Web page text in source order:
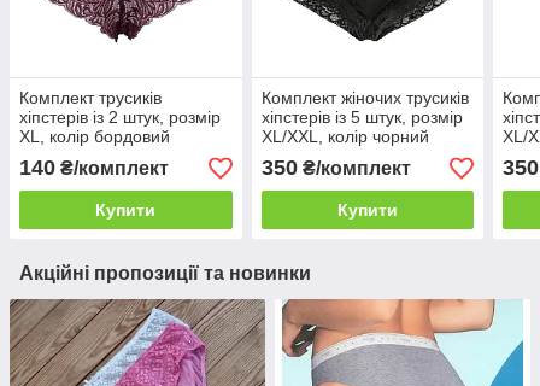
Комплект трусиків
хіпстерів із 2 штук, розмір
XL, колір бордовий
140 ₴/комплект
Купити
Комплект жіночих трусиків
хіпстерів із 5 штук, розмір
XL/XXL, колір чорний
350₴/комплект
Купити
XL/
350
Акційні пропозиції та новинки